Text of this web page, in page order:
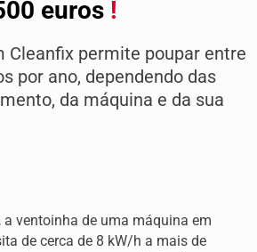
euros !
Cleanfix permite poupar entre
por ano, dependendo das
da máquina e da sua
ventoinha de uma máquina em
de cerca de 8 kW/h a mais de